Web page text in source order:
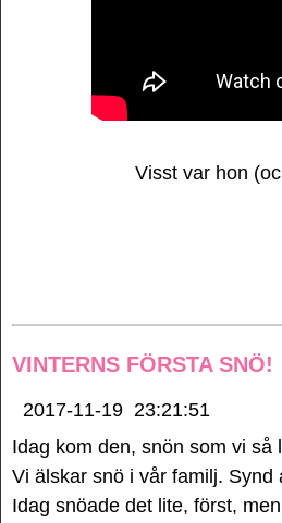
Visst var hon
VINTERNS FÖRSTA SNÖ!
2017-11-19 23:21:51
Idag kom den, snön som vi så
Vi älskar snö i vår familj.
Idag snöade det lite, först,